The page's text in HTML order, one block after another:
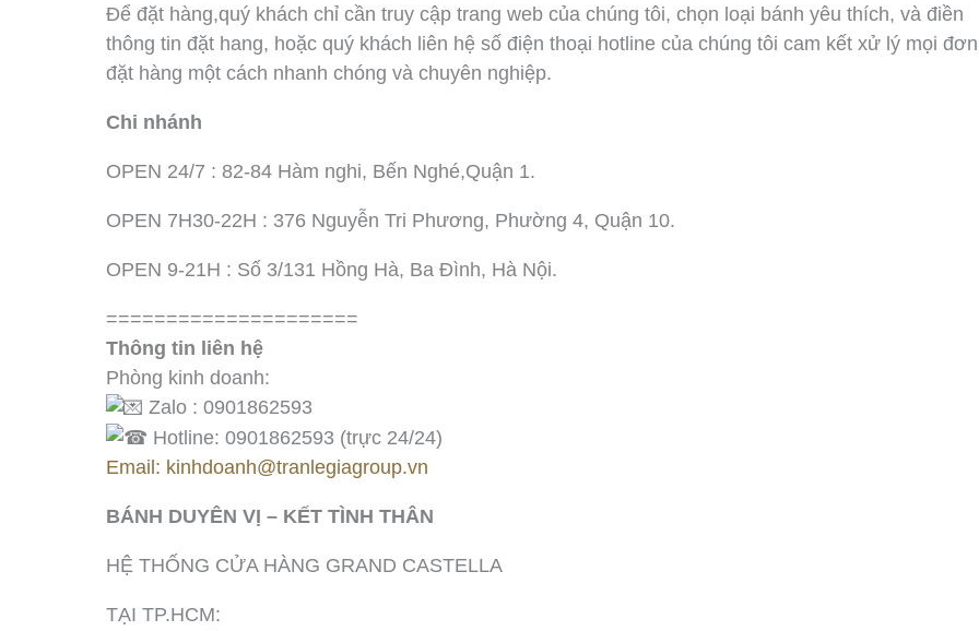
Để đặt hàng,quý khách chỉ cần truy cập trang web của chúng tôi, chọn loại bánh yêu thích, và điền
thông tin đặt hang, hoặc quý khách liên hệ số điện thoại hotline của chúng tôi cam kết xử lý mọi đơn
đặt hàng một cách nhanh chóng và chuyên nghiệp.
Chi nhánh
OPEN 24/7 : 82-84 Hàm nghi, Bến Nghé,Quận 1.
OPEN 7H30-22H : 376 Nguyễn Tri Phương, Phường 4, Quận 10.
OPEN 9-21H : Số 3/131 Hồng Hà, Ba Đình, Hà Nội.
=====================
Thông tin liên hệ
Phòng kinh doanh:
Zalo : 0901862593
Hotline: 0901862593 (trực 24/24)
Email: kinhdoanh@tranlegiagroup.vn
BÁNH DUYÊN VỊ – KẾT TÌNH THÂN
HỆ THỐNG CỬA HÀNG GRAND CASTELLA
TẠI TP.HCM: